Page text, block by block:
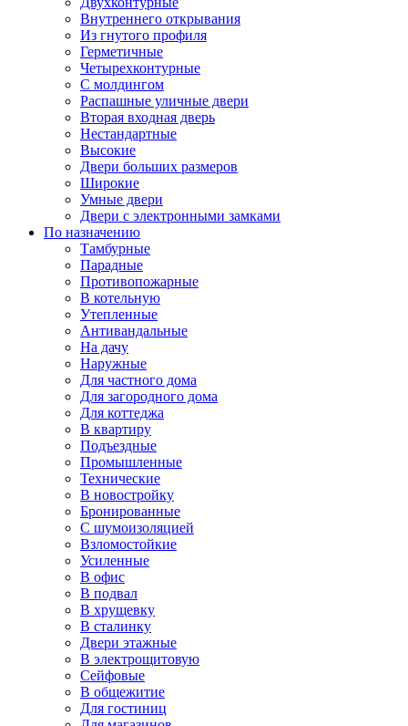
Внутреннего открывания
Из гнутого профиля
Герметичные
Четырехконтурные
С молдингом
Распашные уличные двери
Вторая входная дверь
Нестандартные
Высокие
Двери больших размеров
Широкие
Умные двери
Двери с электронными замками
По назначению
Тамбурные
Парадные
Противопожарные
В котельную
Утепленные
Антивандальные
На дачу
Наружные
Для частного дома
Для загородного дома
Для коттеджа
В квартиру
Подъездные
Промышленные
Технические
В новостройку
Бронированные
С шумоизоляцией
Взломостойкие
Усиленные
В офис
В подвал
В хрущевку
В сталинку
Двери этажные
В электрощитовую
Сейфовые
В общежитие
Для гостиниц